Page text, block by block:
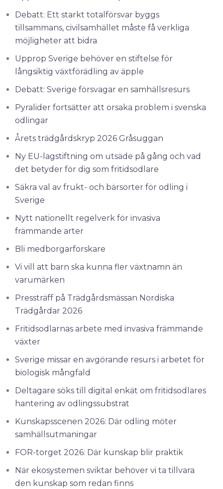
Debatt: Ett starkt totalförsvar byggs
tillsammans, civilsamhället måste få verkliga
möjligheter att bidra
Upprop Sverige behöver en stiftelse för
långsiktig växtförädling av äpple
Debatt: Sverige försvagar en samhällsresurs
Pyralider fortsätter att orsaka problem i svenska
odlingar
Årets trädgårdskryp 2026 Gråsuggan
Ny EU-lagstiftning om utsäde på gång och vad
det betyder för dig som fritidsodlare
Säkra val av frukt- och bärsorter för odling i
Sverige
Nytt nationellt regelverk för invasiva
främmande arter
Bli medborgarforskare
Vi vill att barn ska kunna fler växtnamn än
varumärken
Pressträff på Trädgårdsmässan Nordiska
Trädgårdar 2026
Fritidsodlarnas arbete med invasiva främmande
växter
Sverige missar en avgörande resurs i arbetet för
biologisk mångfald
Deltagare söks till digital enkät om fritidsodlares
hantering av odlingssubstrat
Kunskapsscenen 2026: Där odling möter
samhällsutmaningar
FOR-torget 2026: Där kunskap blir praktik
När ekosystemen sviktar behöver vi ta tillvara
den kunskap som redan finns